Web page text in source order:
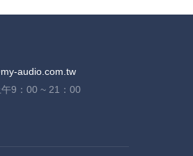
audio.com.tw
9：00 ~ 21：00